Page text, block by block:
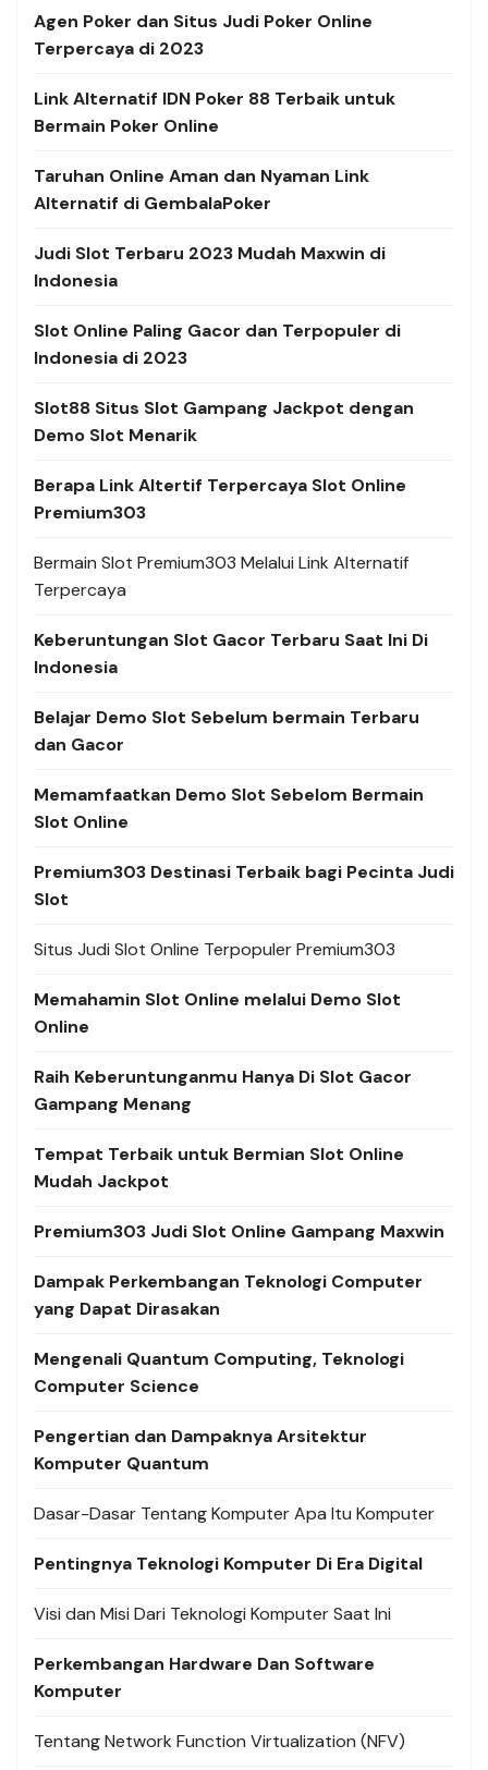
Agen Poker dan Situs Judi Poker Online
Terpercaya di 2023
Link Alternatif IDN Poker 88 Terbaik untuk
Bermain Poker Online
Taruhan Online Aman dan Nyaman Link
Alternatif di GembalaPoker
Judi Slot Terbaru 2023 Mudah Maxwin di
Indonesia
Slot Online Paling Gacor dan Terpopuler di
Indonesia di 2023
Slot88 Situs Slot Gampang Jackpot dengan
Demo Slot Menarik
Berapa Link Altertif Terpercaya Slot Online
Premium303
Bermain Slot Premium303 Melalui Link Alternatif
Terpercaya
Keberuntungan Slot Gacor Terbaru Saat Ini Di
Indonesia
Belajar Demo Slot Sebelum bermain Terbaru
dan Gacor
Memamfaatkan Demo Slot Sebelom Bermain
Slot Online
Premium303 Destinasi Terbaik bagi Pecinta Judi
Slot
Situs Judi Slot Online Terpopuler Premium303
Memahamin Slot Online melalui Demo Slot
Online
Raih Keberuntunganmu Hanya Di Slot Gacor
Gampang Menang
Tempat Terbaik untuk Bermian Slot Online
Mudah Jackpot
Premium303 Judi Slot Online Gampang Maxwin
Dampak Perkembangan Teknologi Computer
yang Dapat Dirasakan
Mengenali Quantum Computing, Teknologi
Computer Science
Pengertian dan Dampaknya Arsitektur
Komputer Quantum
Dasar-Dasar Tentang Komputer Apa Itu Komputer
Pentingnya Teknologi Komputer Di Era Digital
Visi dan Misi Dari Teknologi Komputer Saat Ini
Perkembangan Hardware Dan Software
Komputer
Tentang Network Function Virtualization (NFV)